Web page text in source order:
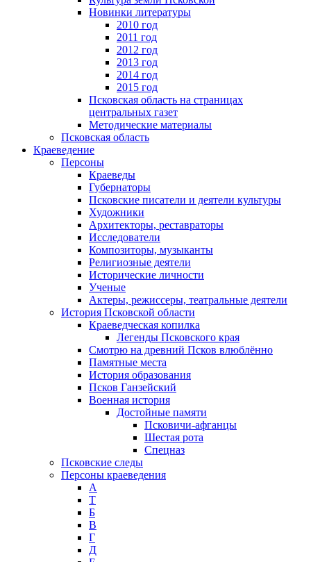
Новинки литературы
2010 год
2011 год
2012 год
2013 год
2014 год
2015 год
Псковская область на страницах
центральных газет
Методические материалы
Псковская область
Краеведение
Персоны
Краеведы
Губернаторы
Псковские писатели и деятели культуры
Художники
Архитекторы, реставраторы
Исследователи
Композиторы, музыканты
Религиозные деятели
Исторические личности
Ученые
Актеры, режиссеры, театральные деятели
История Псковской области
Краеведческая копилка
Легенды Псковского края
Смотрю на древний Псков влюблённо
Памятные места
История образования
Псков Ганзейский
Военная история
Достойные памяти
Псковичи-афганцы
Шестая рота
Спецназ
Псковские следы
Персоны краеведения
А
T
Б
В
Г
Д